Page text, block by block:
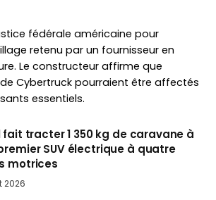
fédérale américaine pour
retenu par un fournisseur en
Le constructeur affirme que
Cybertruck pourraient être affectés
essentiels.
fait tracter 1 350 kg de caravane à
SUV électrique à quatre
motrices
2026